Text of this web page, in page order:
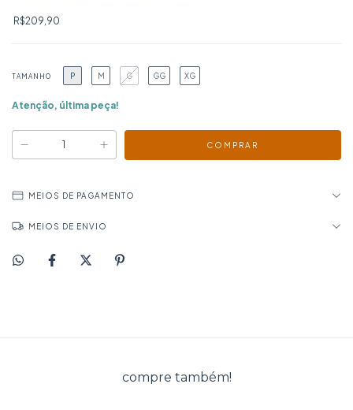
R$209,90
TAMANHO P M G GG XG
Atenção, última peça!
MEIOS DE PAGAMENTO
MEIOS DE ENVIO
compre também!